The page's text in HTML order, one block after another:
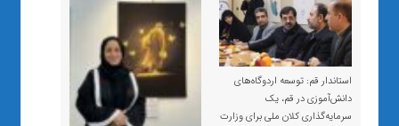
استاندار قم: توسعه اردوگاه‌های
دانش‌آموزی در قم، یک
سرمایه‌گذاری کلان ملی برای وزارت